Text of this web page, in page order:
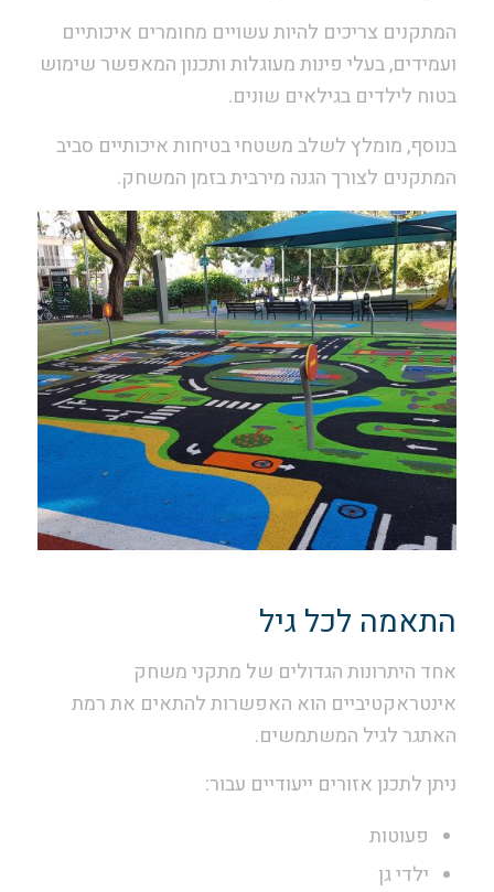
המתקנים צריכים להיות עשויים מחומרים איכותיים
ועמידים, בעלי פינות מעוגלות ותכנון המאפשר שימוש
בטוח לילדים בגילאים שונים.
בנוסף, מומלץ לשלב משטחי בטיחות איכותיים סביב
המתקנים לצורך הגנה מירבית בזמן המשחק.
התאמה לכל גיל
אחד היתרונות הגדולים של מתקני משחק
אינטראקטיביים הוא האפשרות להתאים את רמת
האתגר לגיל המשתמשים.
ניתן לתכנן אזורים ייעודיים עבור:
פעוטות
ילדי גן